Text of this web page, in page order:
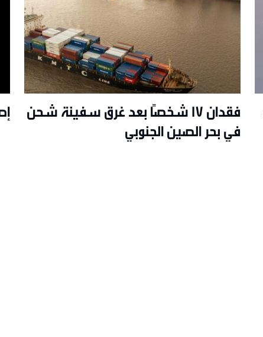
فقدان 17 شخصًا بعد غرق سفينة شحن
في بحر الصين الجنوبي
إصابة